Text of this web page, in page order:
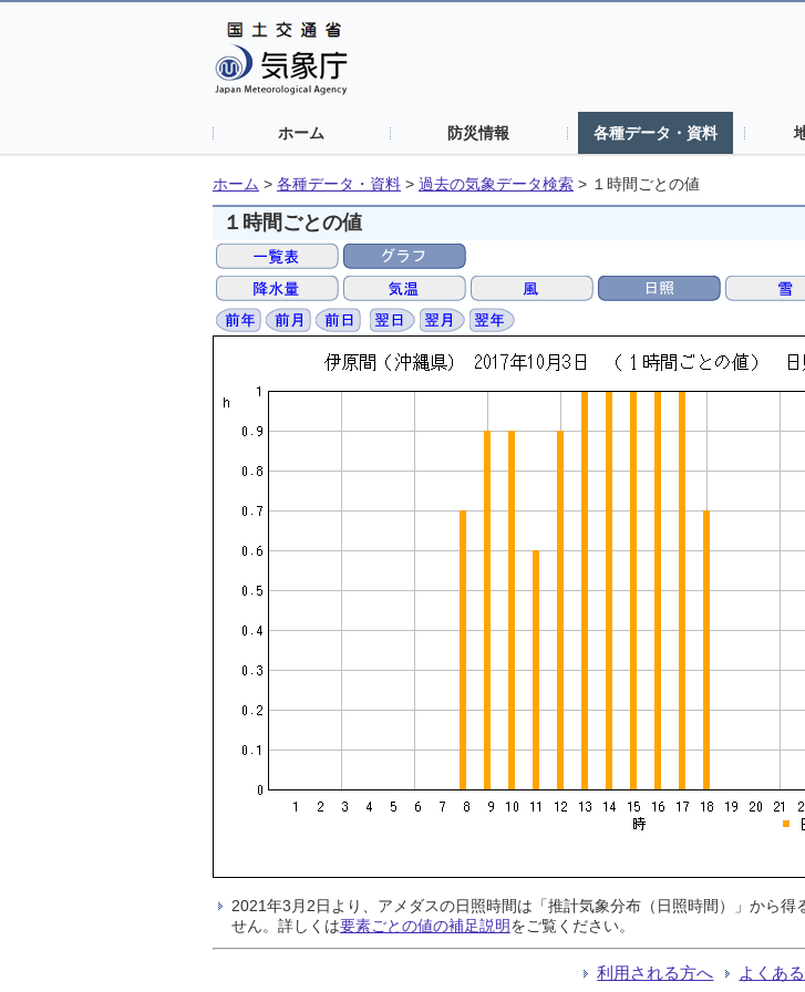
ホーム 防災情報 各種データ・資料
ホーム > 各種データ・資料 > 過去の気象データ検索 > １時間ごとの値
１時間ごとの値
2021年3月2日より、アメダスの日照時間は「推計気象分布（日照時間）」から
せん。詳しくは要素ごとの値の補足説明をご覧ください。
利用される方へ よくあ